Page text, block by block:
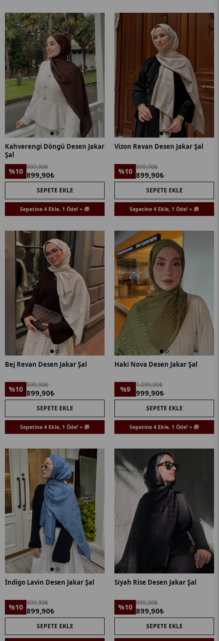
Kahverengi Döngü Desen Jakar
Şal
%10 999,90₺
899,90₺
SEPETE EKLE
Sepetine 4 Ekle, 1 Öde! + 🎁
Vizon Revan Desen Jakar Şal
%10 999,90₺
899,90₺
SEPETE EKLE
Sepetine 4 Ekle, 1 Öde! + 🎁
Bej Revan Desen Jakar Şal
%10 999,90₺
899,90₺
SEPETE EKLE
Sepetine 4 Ekle, 1 Öde! + 🎁
Haki Nova Desen Jakar Şal
%9 1.099,90₺
999,90₺
SEPETE EKLE
Sepetine 4 Ekle, 1 Öde! + 🎁
İndigo Lavin Desen Jakar Şal
%10 999,90₺
899,90₺
SEPETE EKLE
Siyah Rise Desen Jakar Şal
%10 999,90₺
899,90₺
SEPETE EKLE